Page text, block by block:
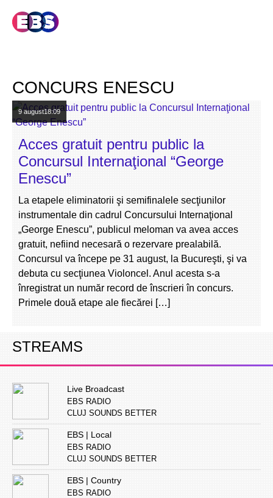
CONCURS ENESCU
9 august18:09
Acces gratuit pentru public la
Concursul Internaţional “George
Enescu”
La etapele eliminatorii şi semifinalele secţiunilor
instrumentale din cadrul Concursului Internaţional
„George Enescu”, publicul meloman va avea acces
gratuit, nefiind necesară o rezervare prealabilă.
Concursul va începe pe 31 august, la Bucureşti, şi va
debuta cu secţiunea Violoncel. Anul acesta s-a
înregistrat un număr record de înscrieri în concurs.
Primele două etape ale fiecărei […]
STREAMS
Live Broadcast
EBS RADIO
CLUJ SOUNDS BETTER
EBS | Local
EBS RADIO
CLUJ SOUNDS BETTER
EBS | Country
EBS RADIO